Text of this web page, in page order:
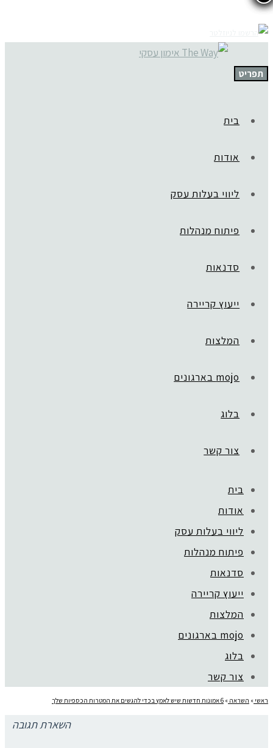
תפריט
בית
אודות
ליווי בעלות עסק
פיתוח מנהלות
סדנאות
ייעוץ קריירה
המלצות
mojo בארגונים
בלוג
צור קשר
בית
אודות
ליווי בעלות עסק
פיתוח מנהלות
סדנאות
ייעוץ קריירה
המלצות
mojo בארגונים
בלוג
צור קשר
ראשי » השראה » 6 אמונות חדשות שיש לאמץ בכדי להגשים את המטרות הכספיות שלך
השארת תגובה
קהילת סלוניקי 1, תל אביב |
© כל הזכויות שמורות לגלית שול |
נסטיה פייביש| ביצוע:zivuch